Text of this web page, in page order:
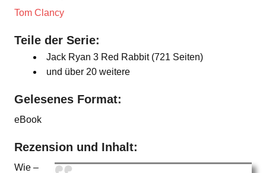
Tom Clancy
Teile der Serie:
Jack Ryan 3 Red Rabbit (721 Seiten)
und über 20 weitere
Gelesenes Format:
eBook
Rezension und Inhalt:
Wie –